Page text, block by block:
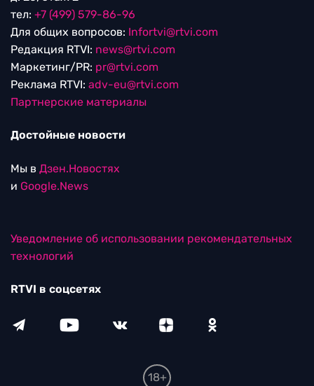
тел: +7 (499) 579-86-96
Для общих вопросов: Infortvi@rtvi.com
Редакция RTVI: news@rtvi.com
Маркетинг/PR: pr@rtvi.com
Реклама RTVI: adv-eu@rtvi.com
Партнерские материалы
Достойные новости
Мы в Дзен.Новостях
и Google.News
Уведомление об использовании рекомендательных
технологий
RTVI в соцсетях
18+